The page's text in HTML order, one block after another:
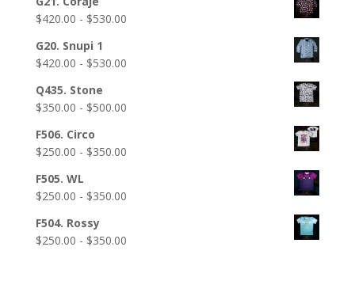
$420.00 - $530.00Rango
desde
hasta
G20. Snupi 1
$420.00 - $530.00Rango
desde
hasta
Q435. Stone
$350.00 - $500.00Rango
desde
hasta
F506. Circo
$250.00 - $350.00Rango
desde
hasta
F505. WL
$250.00 - $350.00Rango
desde
F504. Rossy
$250.00 - $350.00Rango